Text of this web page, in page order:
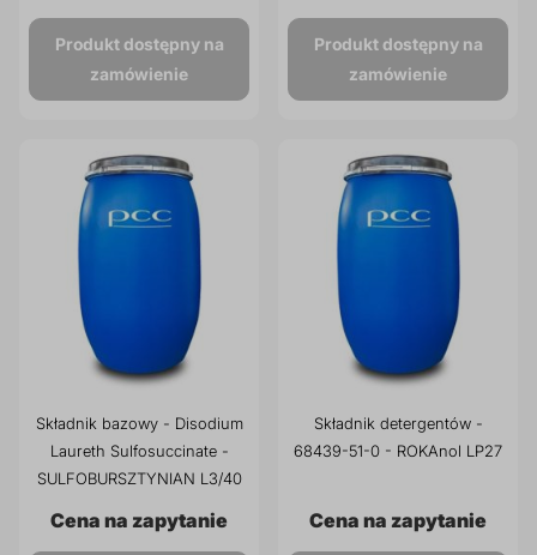
Produkt dostępny na
zamówienie
Produkt dostępny na
zamówienie
Składnik bazowy - Disodium
Laureth Sulfosuccinate -
SULFOBURSZTYNIAN L3/40
Cena na zapytanie
Składnik detergentów -
68439-51-0 - ROKAnol LP27
Cena na zapytanie